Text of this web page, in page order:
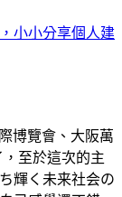
小小分享個人建
博覽會、大阪萬
至於這次的主
輝く未来社会の